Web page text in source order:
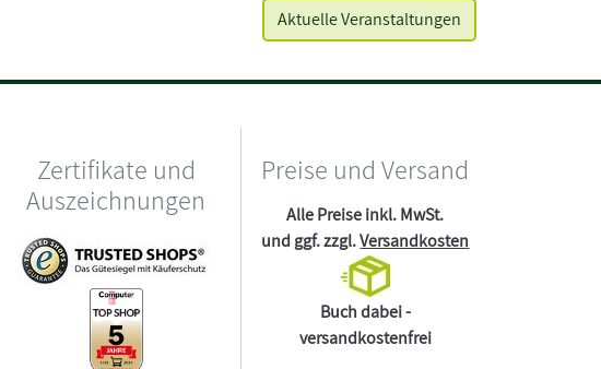
Aktuelle Veranstaltungen
Zertifikate und
Auszeichnungen
Preise und Versand
Alle Preise inkl. MwSt.
und ggf. zzgl.Versandkosten
Buch dabei -
versandkostenfrei